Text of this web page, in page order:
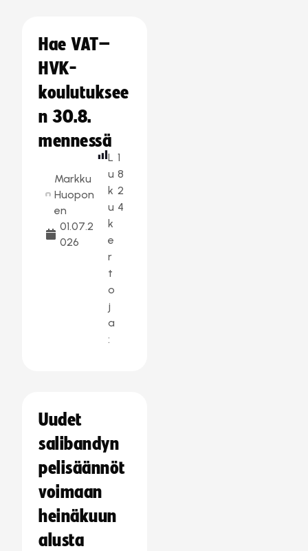
Hae VAT–
HVK-
koulutuksee
n 30.8.
mennessä
Markku
Huopon
en
01.07.2
026
L
u
k
u
k
e
r
t
o
j
a
:
1
8
2
4
Uudet
salibandyn
pelisäännöt
voimaan
heinäkuun
alusta